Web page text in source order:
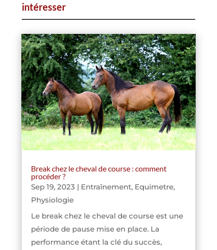
intéresser
Break chez le cheval de course : comment
procéder ?
Sep 19, 2023 | Entraînement, Equimetre,
Physiologie
Le break chez le cheval de course est une
période de pause mise en place. La
performance étant la clé du succès,